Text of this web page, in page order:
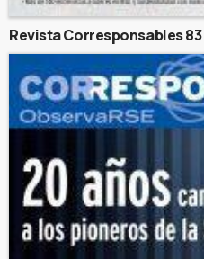
Revista Corresponsables 83